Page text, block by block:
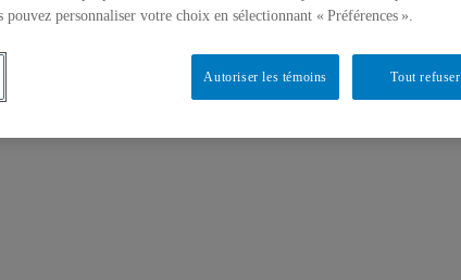
personnaliser votre choix en sélectionnant « Préférences ».
Tout refuser
Autoriser les témoins